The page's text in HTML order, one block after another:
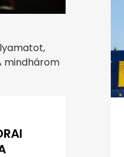
mindhárom